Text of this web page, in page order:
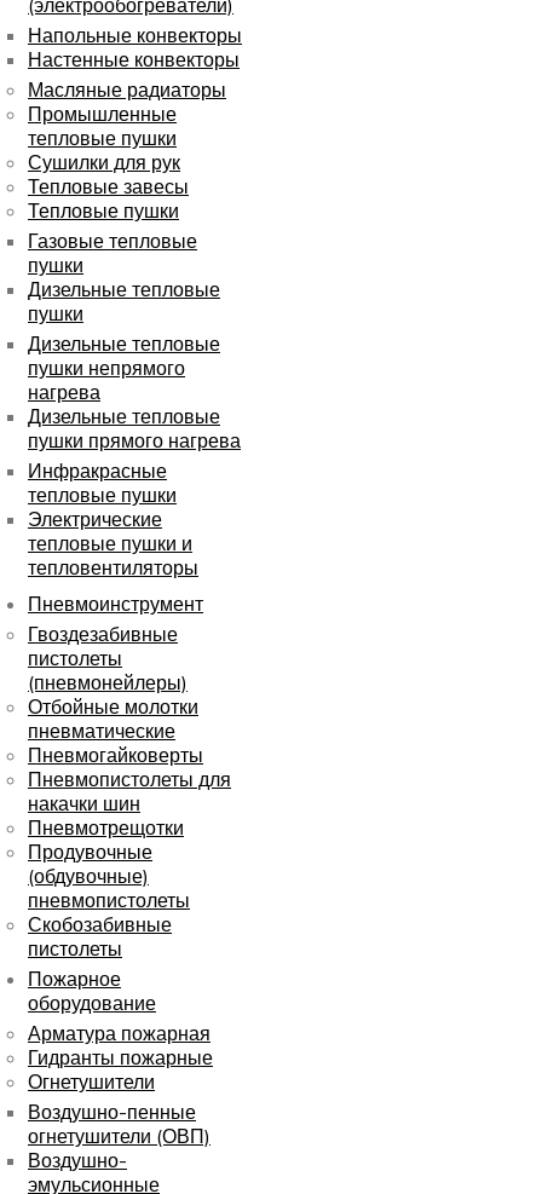
(электрообогреватели)
Напольные конвекторы
Настенные конвекторы
Масляные радиаторы
Промышленные
тепловые пушки
Сушилки для рук
Тепловые завесы
Тепловые пушки
Газовые тепловые
пушки
Дизельные тепловые
пушки
Дизельные тепловые
пушки непрямого
нагрева
Дизельные тепловые
пушки прямого нагрева
Инфракрасные
тепловые пушки
Электрические
тепловые пушки и
тепловентиляторы
Пневмоинструмент
Гвоздезабивные
пистолеты
(пневмонейлеры)
Отбойные молотки
пневматические
Пневмогайковерты
Пневмопистолеты для
накачки шин
Пневмотрещотки
Продувочные
(обдувочные)
пневмопистолеты
Скобозабивные
пистолеты
Пожарное
оборудование
Арматура пожарная
Гидранты пожарные
Огнетушители
Воздушно-пенные
огнетушители (ОВП)
Воздушно-
эмульсионные